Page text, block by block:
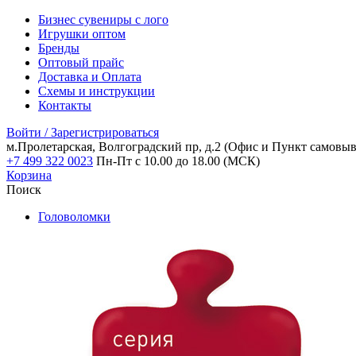
Бизнес сувениры с лого
Игрушки оптом
Бренды
Оптовый прайс
Доставка и Оплата
Схемы и инструкции
Контакты
Войти / Зарегистрироваться
м.Пролетарская, Волгоградский пр, д.2 (Офис и Пункт
+7 499 322 0023 Пн-Пт с 10.00 до 18.00 (МСК)
Корзина
Поиск
Головоломки